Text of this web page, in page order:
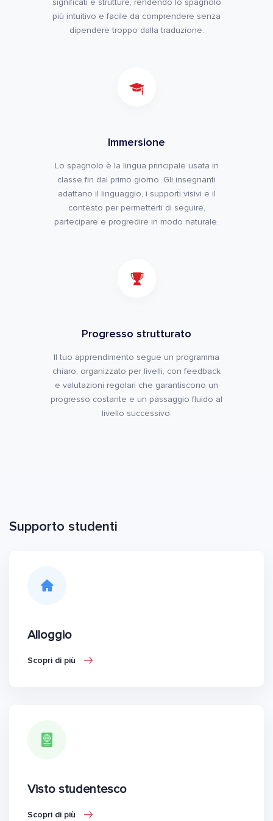
significati e strutture, rendendo lo spagnolo
più intuitivo e facile da comprendere senza
dipendere troppo dalla traduzione.
Immersione
Lo spagnolo è la lingua principale usata in
classe fin dal primo giorno. Gli insegnanti
adattano il linguaggio, i supporti visivi e il
contesto per permetterti di seguire,
partecipare e progredire in modo naturale.
Progresso strutturato
Il tuo apprendimento segue un programma
chiaro, organizzato per livelli, con feedback
e valutazioni regolari che garantiscono un
progresso costante e un passaggio fluido al
livello successivo.
Supporto studenti
Alloggio
Scopri di più
Visto studentesco
Scopri di più